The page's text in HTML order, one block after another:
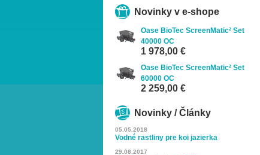
Novinky v e-shope
Oase BioTec ScreenMatic² Set
40000 OC
1 978,00 €
Oase BioTec ScreenMatic² Set
60000 OC
2 259,00 €
Novinky / Články
05.05.2018
Vodné rastliny pre koi jazierka
29.08.2017